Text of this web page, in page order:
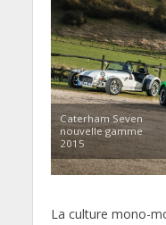
Caterham Seven
nouvelle gamme
2015
La culture mono-